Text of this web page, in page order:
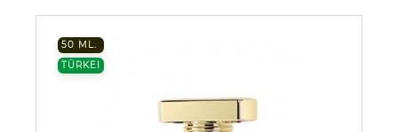
50 ML.
TÜRKEI